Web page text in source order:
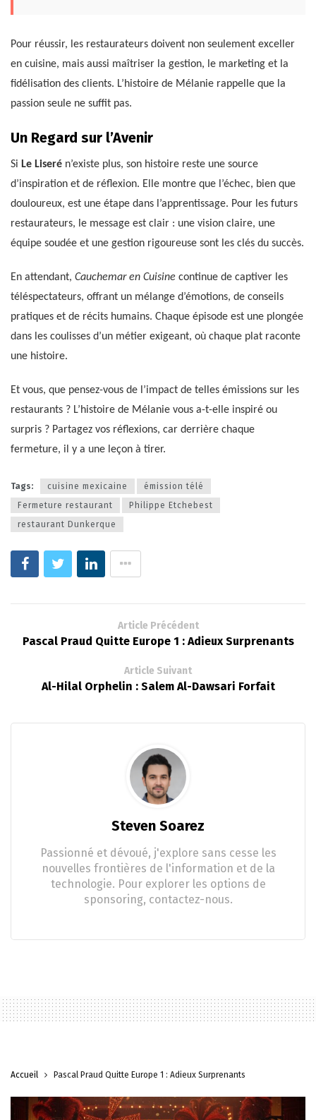
Pour réussir, les restaurateurs doivent non seulement exceller
en cuisine, mais aussi maîtriser la gestion, le marketing et la
fidélisation des clients. L’histoire de Mélanie rappelle que la
passion seule ne suffit pas.
Un Regard sur l’Avenir
Si Le Liseré n’existe plus, son histoire reste une source
d’inspiration et de réflexion. Elle montre que l’échec, bien que
douloureux, est une étape dans l’apprentissage. Pour les futurs
restaurateurs, le message est clair : une vision claire, une
équipe soudée et une gestion rigoureuse sont les clés du succès.
En attendant, Cauchemar en Cuisine continue de captiver les
téléspectateurs, offrant un mélange d’émotions, de conseils
pratiques et de récits humains. Chaque épisode est une plongée
dans les coulisses d’un métier exigeant, où chaque plat raconte
une histoire.
Et vous, que pensez-vous de l’impact de telles émissions sur les
restaurants ? L’histoire de Mélanie vous a-t-elle inspiré ou
surpris ? Partagez vos réflexions, car derrière chaque
fermeture, il y a une leçon à tirer.
Tags: cuisine mexicaine
émission télé
Fermeture restaurant
Philippe Etchebest
restaurant Dunkerque
Article Précédent
Pascal Praud Quitte Europe 1 : Adieux Surprenants
Article Suivant
Al-Hilal Orphelin : Salem Al-Dawsari Forfait
Steven Soarez
Passionné et dévoué, j'explore sans cesse les
nouvelles frontières de l'information et de la
technologie. Pour explorer les options de
sponsoring, contactez-nous.
Accueil Pascal Praud Quitte Europe 1 : Adieux Surprenants